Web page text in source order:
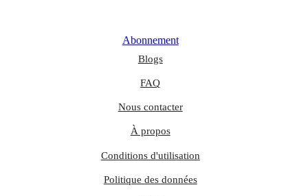
Abonnement
Blogs
FAQ
Nous contacter
À propos
Conditions d'utilisation
Politique des données